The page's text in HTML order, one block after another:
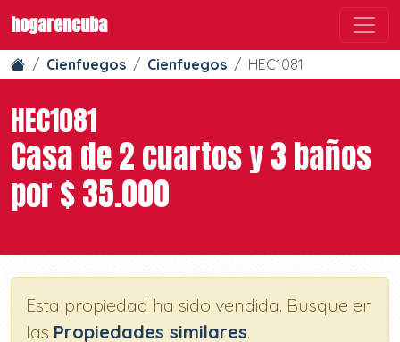
hogarencuba
Cienfuegos Cienfuegos HEC1081
HEC1081
Casa de 2 cuartos y 3 baños
por $ 35.000
Esta propiedad ha sido vendida. Busque en
las Propiedades similares.